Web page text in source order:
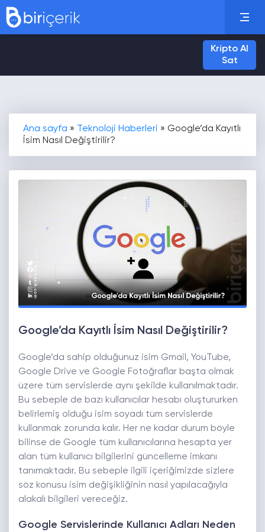
Kripto Al
Sat
Ana sayfa » Teknoloji Haberleri » Google’da Kayıtlı
İsim Nasıl Değiştirilir?
Google’da Kayıtlı İsim Nasıl Değiştirilir?
Google’da sahip olduğunuz isim Gmail, YouTube,
Google Drive ve Google Fotoğraflar başta olmak
üzere tüm servislerde aynı şekilde kullanılmaktadır.
Bu sebeple de bazı kullanıcılar hesabı oluştururken
belirlemiş olduğu isim soyadı tüm servislerde
kullanmak zorunda kalır. Her ne kadar durum böyle
bilinse de Google tüm kullanıcılarına hesapta yer
alan tüm kullanıcı bilgilerini güncelleme imkanı
tanımaktadır. Bu sebeple ilgili içeriğimizde sizlere
söz konusu isim değişikliğinin nasıl yapılacağıyla
alakalı bilgileri vereceğiz.
Google Servislerinde Kullanıcı Adları Neden